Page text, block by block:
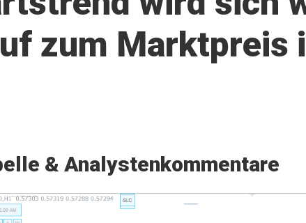
zum Marktpreis
& Analystenkommentare